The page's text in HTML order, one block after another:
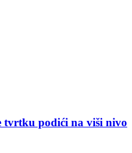
tvrtku podići na viši nivo